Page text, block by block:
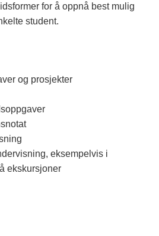
for å oppnå best mulig
student.
og prosjekter
eksempelvis i
ekskursjoner